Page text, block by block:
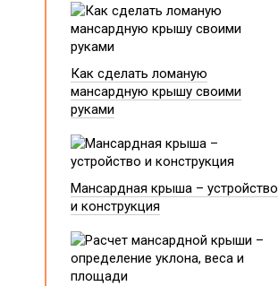
Как сделать ломаную
мансардную крышу своими
руками
Мансардная крыша – устройство
и конструкция